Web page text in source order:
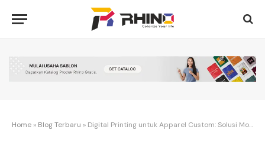
Home » Blog Terbaru » Digital Printing untuk Apparel Custom: Solusi Modern untuk Kaos, Jersey, Hijab, dan Merchandise